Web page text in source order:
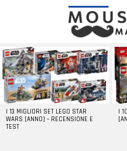
LATEST
STORIES
I 13 MIGLIORI SET LEGO STAR
WARS [ANNO] – RECENSIONE E
TEST
I